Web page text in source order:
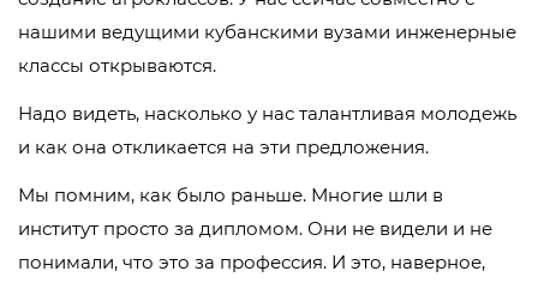
нашими ведущими кубанскими вузами инженерные
классы открываются.
Надо видеть, насколько у нас талантливая молодежь
и как она откликается на эти предложения.
Мы помним, как было раньше. Многие шли в
институт просто за дипломом. Они не видели и не
понимали, что это за профессия. И это, наверное,